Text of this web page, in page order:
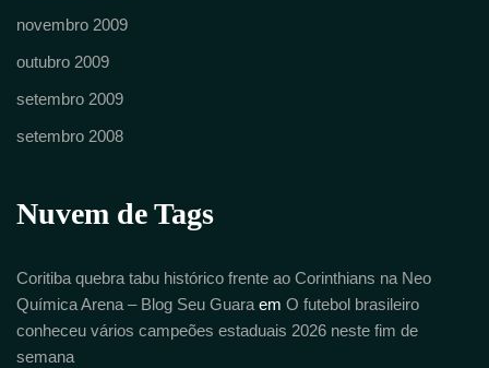
novembro 2009
outubro 2009
setembro 2009
setembro 2008
Nuvem de Tags
Coritiba quebra tabu histórico frente ao Corinthians na Neo
Química Arena – Blog Seu Guaraem O futebol brasileiro
conheceu vários campeões estaduais 2026 neste fim de
semana